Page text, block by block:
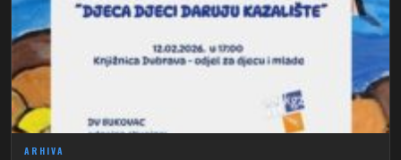
ARHIVA